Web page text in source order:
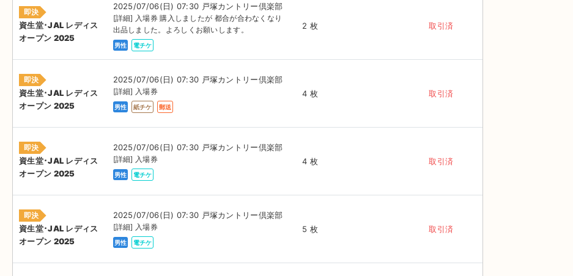
即決
資生堂･JAL レディス
オープン 2025
2025/07/06(日) 07:30 戸塚カントリー倶楽部
[詳細] 入場券 購入しましたが 都合が合わなくなり
出品しました。よろしくお願いします。
男性 電チケ
2 枚 取引済
即決
資生堂･JAL レディス
オープン 2025
2025/07/06(日) 07:30 戸塚カントリー倶楽部
[詳細] 入場券
男性 紙チケ 郵送
4 枚 取引済
即決
資生堂･JAL レディス
オープン 2025
2025/07/06(日) 07:30 戸塚カントリー倶楽部
[詳細] 入場券
男性 電チケ
4 枚 取引済
即決
資生堂･JAL レディス
オープン 2025
2025/07/06(日) 07:30 戸塚カントリー倶楽部
[詳細] 入場券
男性 電チケ
5 枚 取引済